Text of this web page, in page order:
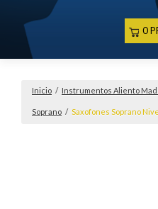
0
Inicio / Instrumentos Aliento
Soprano / Saxofones Soprano